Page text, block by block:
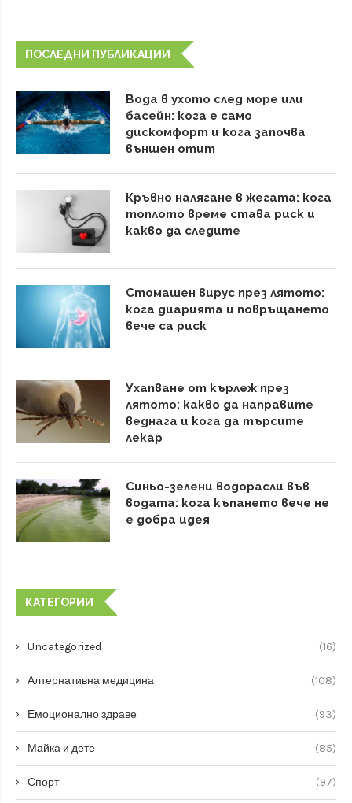
ПОСЛЕДНИ ПУБЛИКАЦИИ
Вода в ухото след море или
басейн: кога е само
дискомфорт и кога започва
външен отит
Кръвно налягане в жегата: кога
топлото време става риск и
какво да следите
Стомашен вирус през лятото:
кога диарията и повръщането
вече са риск
Ухапване от кърлеж през
лятото: какво да направите
веднага и кога да търсите
лекар
Синьо-зелени водорасли във
водата: кога къпането вече не
е добра идея
КАТЕГОРИИ
Uncategorized (16)
Алтернативна медицина (108)
Емоционално здраве (93)
Майка и дете (85)
Спорт (97)